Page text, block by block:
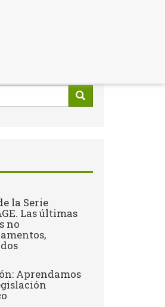
la Serie
Las últimas
no
Aprendamos